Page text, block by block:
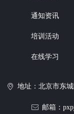
通知资讯
培训活动
在线学习
ꂘ 邮箱：
ꀷ 地址：北京市东